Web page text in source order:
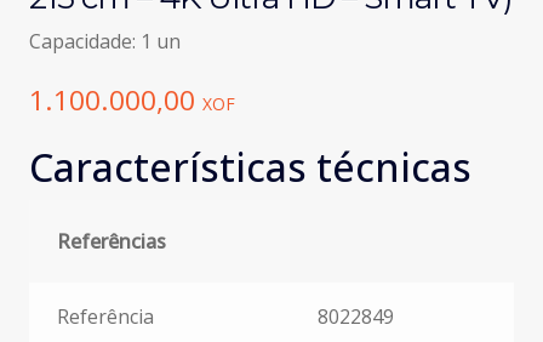
Capacidade: 1 un
1.100.000,00 XOF
Características técnicas
Referências
Referência 8022849